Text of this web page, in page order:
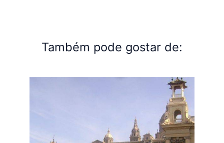
Também pode gostar de: